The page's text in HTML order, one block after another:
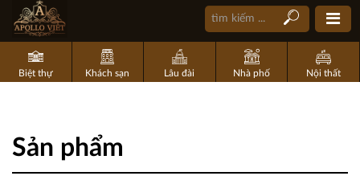
Biệt thự Khách sạn Lâu đài Nhà phố Nội thất
Sản phẩm